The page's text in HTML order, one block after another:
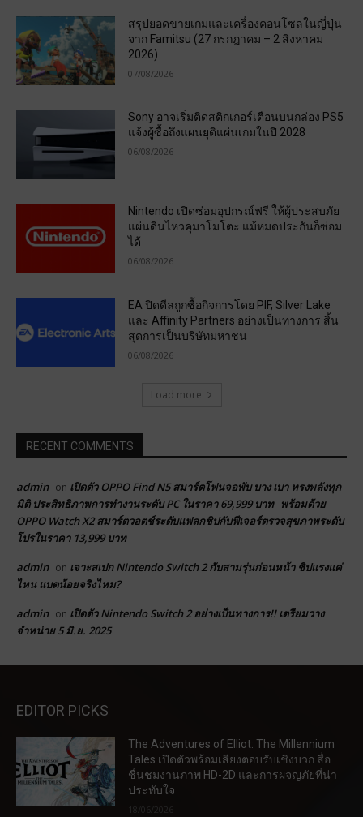
สรุปยอดขายเกมและเครื่องคอนโซลในญี่ปุ่น
จาก Famitsu (27 กรกฎาคม – 2 สิงหาคม
2026)
07/08/2026
Sony อาจเริ่มติดสติกเกอร์เตือนบนกล่อง PS5
แจ้งผู้ซื้อถึงแผนยุติแผ่นเกมในปี 2028
06/08/2026
Nintendo เปิดซ่อมอุปกรณ์ฟรี ให้ผู้ประสบภัย
แผ่นดินไหวคุมาโมโตะ แม้หมดประกันก็ซ่อม
ได้
06/08/2026
EA ปิดดีลถูกซื้อกิจการโดย PIF, Silver Lake
และ Affinity Partners อย่างเป็นทางการ สิ้น
สุดการเป็นบริษัทมหาชน
06/08/2026
Load more
RECENT COMMENTS
admin on เปิดตัว OPPO Find N5 สมาร์ตโฟนจอพับ บาง เบา ทรงพลังทุก
มิติ ประสิทธิภาพการทำงานระดับ PC ในราคา 69,999 บาท พร้อมด้วย
OPPO Watch X2 สมาร์ตวอตช์ระดับแฟลกชิปกับฟีเจอร์ตรวจสุขภาพระดับ
โปรในราคา 13,999 บาท
admin on เจาะสเปก Nintendo Switch 2 กับสามรุ่นก่อนหน้า ชิปแรงแค่
ไหน แบตน้อยจริงไหม?
admin on เปิดตัว Nintendo Switch 2 อย่างเป็นทางการ!! เตรียมวาง
จำหน่าย 5 มิ.ย. 2025
EDITOR PICKS
The Adventures of Elliot: The Millennium
Tales เปิดตัวพร้อมเสียงตอบรับเชิงบวก สื่อ
ชื่นชมงานภาพ HD-2D และการผจญภัยที่น่า
ประทับใจ
18/06/2026